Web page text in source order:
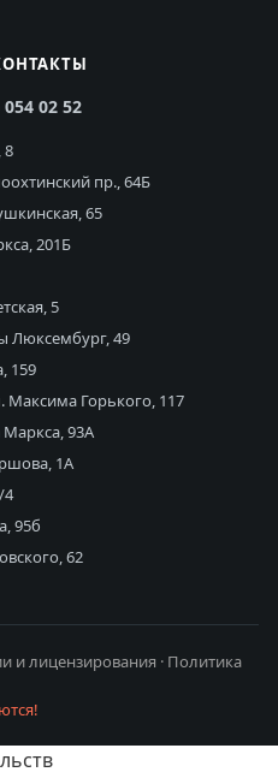
02 52
8
пр., 64Б
65
201Б
5
Люксембург, 49
159
Горького, 117
Маркса, 93А
1А
4
95б
62
и лицензирования · Политика